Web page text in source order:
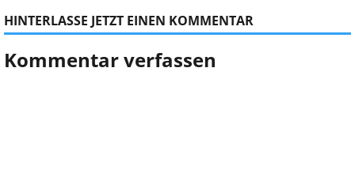
HINTERLASSE JETZT EINEN KOMMENTAR
Kommentar verfassen